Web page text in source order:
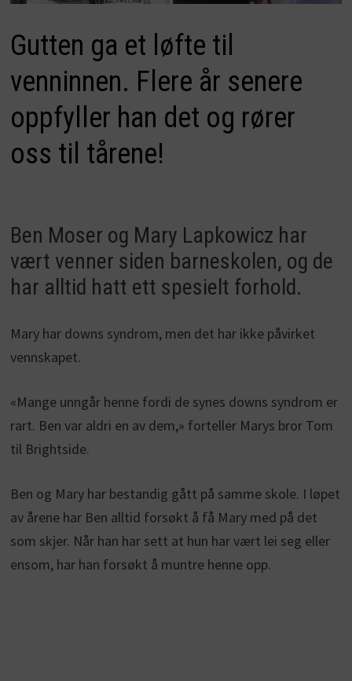
Gutten ga et løfte til
venninnen. Flere år senere
oppfyller han det og rører
oss til tårene!
Ben Moser og Mary Lapkowicz har
vært venner siden barneskolen, og de
har alltid hatt ett spesielt forhold.
Mary har downs syndrom, men det har ikke påvirket
vennskapet.
«Mange unngår henne fordi de synes downs syndrom er
rart. Ben var aldri en av dem,» forteller Marys bror Tom
til Brightside.
Ben og Mary har bestandig gått på samme skole. I løpet
av årene har Ben alltid forsøkt å få Mary med på det
som skjer. Når han har sett at hun har vært lei seg eller
ensom, har han forsøkt å muntre henne opp.